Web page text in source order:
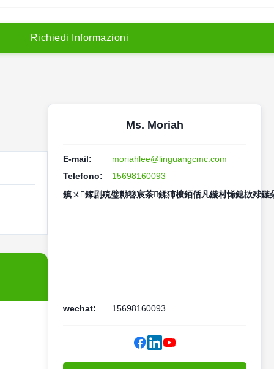
Richiedi nformazioni
Ms. Moriah
E-mail:
moriahlee@linguangcmc.com
Telefono:
15698160093
鎮ㄨ鎵剧殑璧勬簮宸茶鍒犻櫎銆佸凡鏇村悕鎴栨殏鏃
wechat: 15698160093